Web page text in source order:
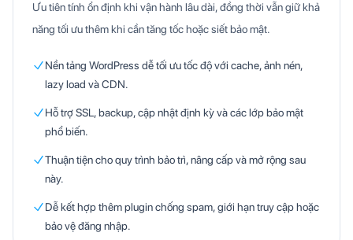
Ưu tiên tính ổn định khi vận hành lâu dài, đồng thời vẫn giữ khả
năng tối ưu thêm khi cần tăng tốc hoặc siết bảo mật.
Nền tảng WordPress dễ tối ưu tốc độ với cache, ảnh nén,
lazy load và CDN.
Hỗ trợ SSL, backup, cập nhật định kỳ và các lớp bảo mật
phổ biến.
Thuận tiện cho quy trình bảo trì, nâng cấp và mở rộng sau
này.
Dễ kết hợp thêm plugin chống spam, giới hạn truy cập hoặc
bảo vệ đăng nhập.